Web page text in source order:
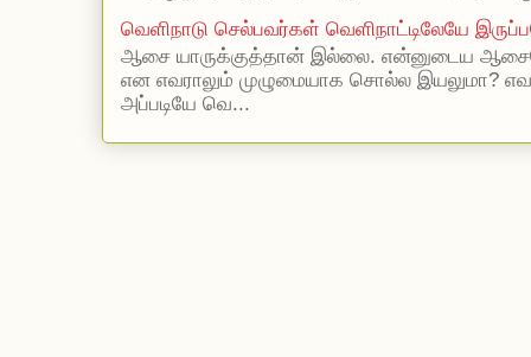
வெளிநாடு செல்பவர்கள் வெளிநாட்டிலேயே
ஆசை யாருக்குத்தான் இல்லை. என்னுடைய
என எவராலும் முழுமையாக சொல்ல இயலுமா?
அப்படியே வெ...